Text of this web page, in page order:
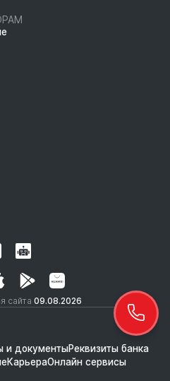
сайта 09.08.2026
и документыРеквизиты банка
КарьераОнлайн сервисы